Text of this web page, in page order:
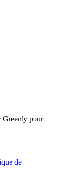
Greenly pour
de